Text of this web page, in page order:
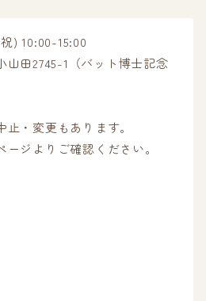
) 10:00-15:00
山田2745-1（バット博士記念
・変更もあります。
ジよりご確認ください。